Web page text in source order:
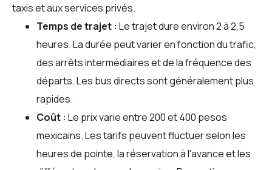
taxis et aux services privés.
Temps de trajet : Le trajet dure environ 2 à 2,5
heures. La durée peut varier en fonction du trafic,
des arrêts intermédiaires et de la fréquence des
départs. Les bus directs sont généralement plus
rapides.
Coût : Le prix varie entre 200 et 400 pesos
mexicains. Les tarifs peuvent fluctuer selon les
heures de pointe, la réservation à l'avance et les